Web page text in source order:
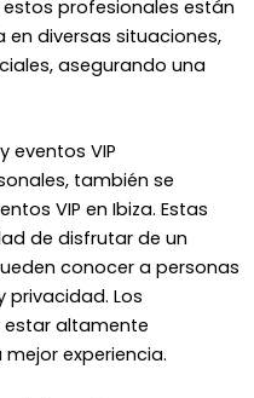
profesionales están
diversas situaciones,
asegurando una
eventos VIP
también se
VIP en Ibiza. Estas
de disfrutar de un
conocer a personas
privacidad. Los
estar altamente
experiencia.